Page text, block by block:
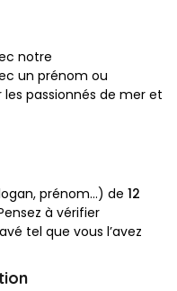
notre
un prénom ou
passionnés de mer et
prénom...) de 12
à vérifier
tel que vous l’avez